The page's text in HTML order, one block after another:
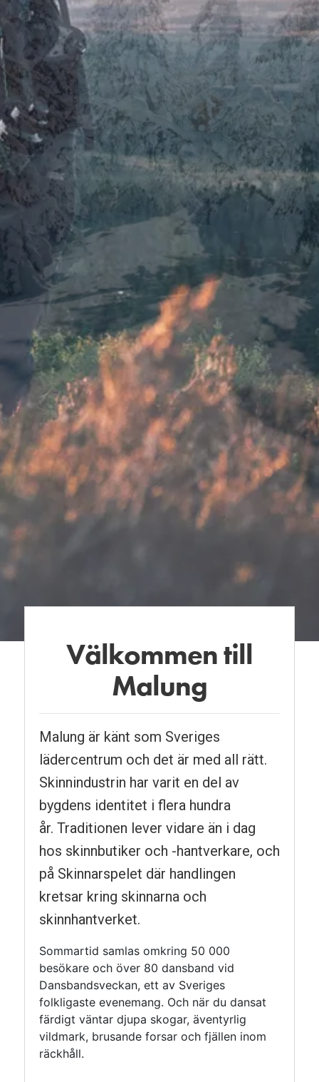
Välkommen till
Malung
Malung är känt som Sveriges
lädercentrum och det är med all rätt.
Skinnindustrin har varit en del av
bygdens identitet i flera hundra
år. Traditionen lever vidare än i dag
hos skinnbutiker och -hantverkare, och
på Skinnarspelet där handlingen
kretsar kring skinnarna och
skinnhantverket.
Sommartid samlas omkring 50 000
besökare och över 80 dansband vid
Dansbandsveckan, ett av Sveriges
folkligaste evenemang. Och när du dansat
färdigt väntar djupa skogar, äventyrlig
vildmark, brusande forsar och fjällen inom
räckhåll.